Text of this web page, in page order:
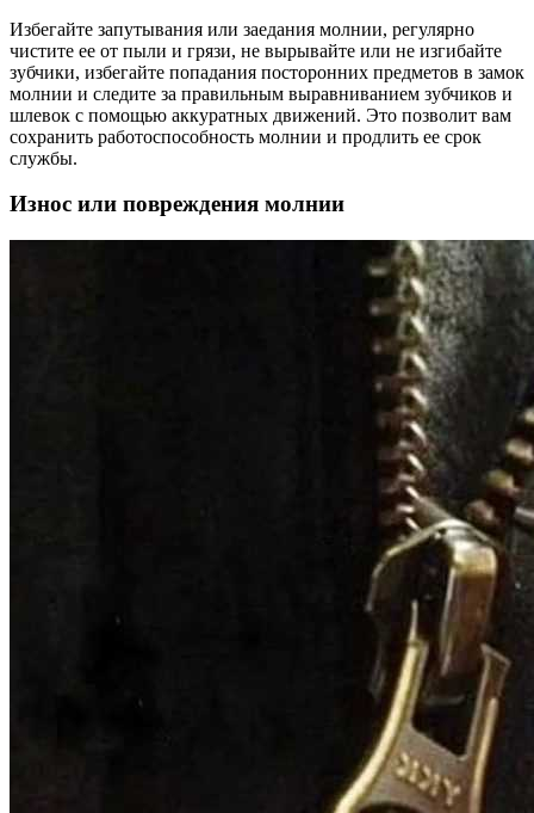
Избегайте запутывания или заедания молнии, регулярно
чистите ее от пыли и грязи, не вырывайте или не изгибайте
зубчики, избегайте попадания посторонних предметов в замок
молнии и следите за правильным выравниванием зубчиков и
шлевок с помощью аккуратных движений. Это позволит вам
сохранить работоспособность молнии и продлить ее срок
службы.
Износ или повреждения молнии